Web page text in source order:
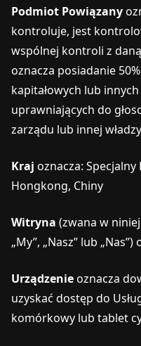
Podmiot Powiązany
kontroluje, jest
wspólnej kontroli z
oznacza posiadanie
kapitałowych lub
uprawniających do
zarządu lub innej
Kraj oznacza:
Hongkong, Chiny
Witryna (zwana w
„My”, „Nasz” lub
Urządzenieoznacza
uzyskać dostęp do
komórkowy lub tablet